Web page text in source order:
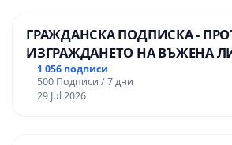
ГРАЖДАНСКА ПОДПИСКА -
ИЗГРАЖДАНЕТО НА ВЪЖЕНА
НА ТЕРИТОРИЯТА НА ПРИРОДНА
ЗАБЕЛЕЖИТЕЛНОСТ „ХЪЛМ НА
ОСВОБОДИТЕЛИТЕ“
1 056 подписи
500 Подписи / 7 дни
29 Jul 2026